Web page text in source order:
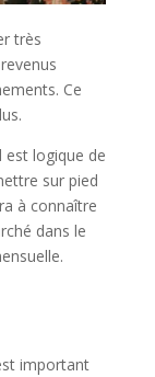
très
Ce
est logique de
sur pied
à connaître
dans le
important